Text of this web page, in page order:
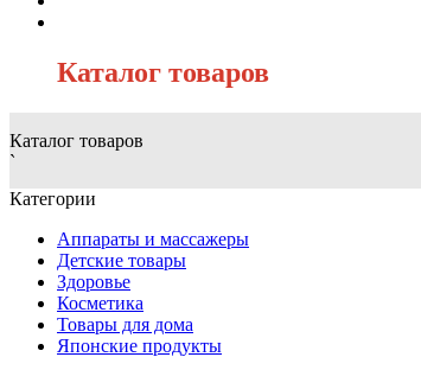
Каталог товаров
Каталог товаров
`
Категории
Аппараты и массажеры
Детские товары
Здоровье
Косметика
Товары для дома
Японские продукты